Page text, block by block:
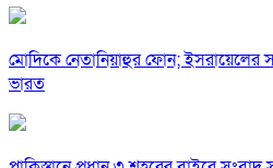
মোদিকে নেতানিয়াহুর ফোন; ইসরায়েলের
ভারত